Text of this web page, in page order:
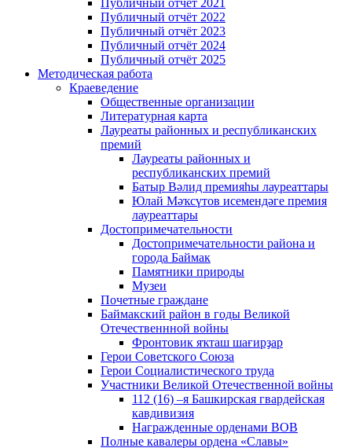
Публичный отчёт 2021
Публичный отчёт 2022
Публичный отчёт 2023
Публичный отчёт 2024
Публичный отчёт 2025
Методическая работа
Краеведение
Общественные организации
Литературная карта
Лауреаты районных и республиканских
премий
Лауреаты районных и
республиканских премий
Батыр Вәлид премияһы лауреаттары
Юлай Мәҡсүтов исемендәге премия
лауреаттары
Достопримечательности
Достопримечательности района и
города Баймак
Памятники природы
Музеи
Почетные граждане
Баймакский район в годы Великой
Отечественнной войны
Фронтовик яҡташ шағирҙар
Герои Советского Союза
Герои Социалистического труда
Участники Великой Отечественной войны
112 (16) –я Башкирская гвардейская
кавдивизия
Награжденные орденами ВОВ
Полные кавалеры ордена «Славы»